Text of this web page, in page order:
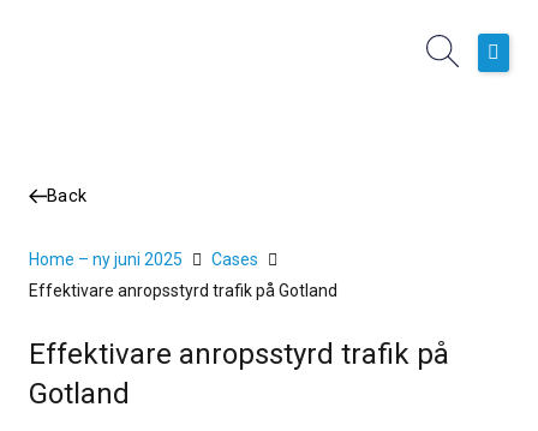
Boknings- och planeringssystem
Kundcase
Om oss
Home – ny juni 2025
Cases
Effektivare anropsstyrd trafik på Gotland
Back
Effektivare anropsstyrd trafik på
Gotland